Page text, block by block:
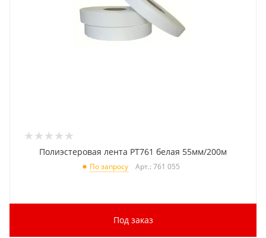
Полиэстеровая лента PT761 белая 55мм/200м
По запросу Арт.: 761 055
Под заказ